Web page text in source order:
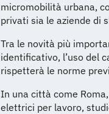
micromobilità urbana,
privati sia le aziende di
Tra le novità più
identificativo, l’uso del
rispetterà le norme
In una città come
elettrici per lavoro,